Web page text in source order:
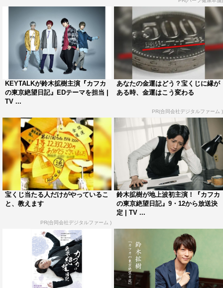
さらに、森久保が本作に声の出演をすることが決定。ど
のような形で登場するのか注目だ。
「ZETSUBOU FUNK」
発売日：10月23日（水）
価格：￥1,800＋税
品番：LACM-14942
[CD]
「ZETSUBOU FUNK」＋カップリング1曲とinstを収録
[DVD]
表題曲「ZETSUBOU FUNK」のMusic Clipを収録
発売・販売元：バンダイナムコアーツ
ドラマ特区『カフカの東京絶望日記』
9月12日（木）スタート
毎週（木）深0・59～1・29
KEYTALKが鈴木拡樹主演『カフカ
の東京絶望日記』EDテーマを担当 |
TV ...
あなたの金運はどう？宝くじに縁が
ある時、金運はこう変わる
PR(合同会社デジタルファーム )
宝くじ当たる人だけがやっているこ
と、教えます
PR(合同会社デジタルファーム )
鈴木拡樹が地上波初主演！『カフカ
の東京絶望日記』9・12から放送決
定 | TV ...